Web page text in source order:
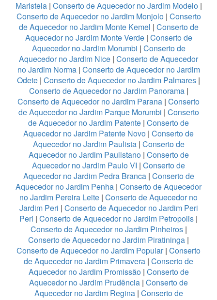
Maristela| Conserto de Aquecedor no Jardim Modelo|
Conserto de Aquecedor no Jardim Monjolo| Conserto
de Aquecedor no Jardim Monte Kemel | Conserto de
Aquecedor no Jardim Monte Verde| Conserto de
Aquecedor no Jardim Morumbi | Conserto de
Aquecedor no Jardim Nice | Conserto de Aquecedor
no Jardim Norma| Conserto de Aquecedor no Jardim
Odete | Conserto de Aquecedor no Jardim Palmares |
Conserto de Aquecedor no Jardim Panorama|
Conserto de Aquecedor no Jardim Parana | Conserto
de Aquecedor no Jardim Parque Morumbi | Conserto
de Aquecedor no Jardim Patente | Conserto de
Aquecedor no Jardim Patente Novo | Conserto de
Aquecedor no Jardim Paulista| Conserto de
Aquecedor no Jardim Paulistano| Conserto de
Aquecedor no Jardim Paulo VI | Conserto de
Aquecedor no Jardim Pedra Branca| Conserto de
Aquecedor no Jardim Penha | Conserto de Aquecedor
no Jardim Pereira Leite | Conserto de Aquecedor no
Jardim Peri | Conserto de Aquecedor no Jardim Peri
Peri | Conserto de Aquecedor no Jardim Petropolis |
Conserto de Aquecedor no Jardim Pinheiros|
Conserto de Aquecedor no Jardim Piratininga |
Conserto de Aquecedor no Jardim Popular| Conserto
de Aquecedor no Jardim Primavera | Conserto de
Aquecedor no Jardim Promissão| Conserto de
Aquecedor no Jardim Prudência | Conserto de
Aquecedor no Jardim Regina| Conserto de